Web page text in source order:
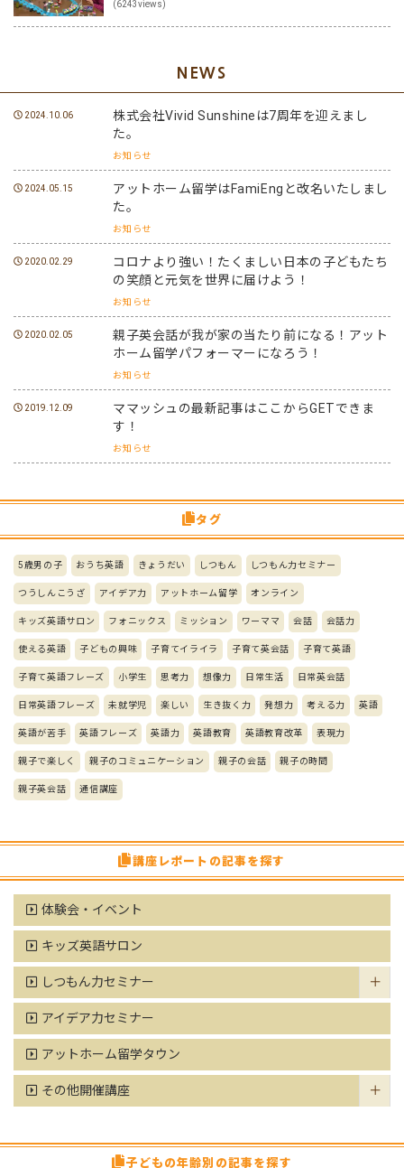
(6243views)
NEWS
2024.10.06
株式会社Vivid Sunshineは7周年を迎えまし
た。
お知らせ
2024.05.15
アットホーム留学はFamiEngと改名いたしまし
た。
お知らせ
2020.02.29
コロナより強い！たくましい日本の子どもたち
の笑顔と元気を世界に届けよう！
お知らせ
2020.02.05
親子英会話が我が家の当たり前になる！アット
ホーム留学パフォーマーになろう！
お知らせ
2019.12.09
ママッシュの最新記事はここからGETできま
す！
お知らせ
タグ
5歳男の子 おうち英語 きょうだい しつもん しつもん力セミナー
つうしんこうざ アイデア力 アットホーム留学 オンライン
キッズ英語サロン フォニックス ミッション ワーママ 会話 会話力
使える英語 子どもの興味 子育てイライラ 子育て英会話 子育て英語
子育て英語フレーズ 小学生 思考力 想像力 日常生活 日常英会話
日常英語フレーズ 未就学児 楽しい 生き抜く力 発想力 考える力 英語
英語が苦手 英語フレーズ 英語力 英語教育 英語教育改革 表現力
親子で楽しく 親子のコミュニケーション 親子の会話 親子の時間
親子英会話 通信講座
講座レポートの記事を探す
体験会・イベント
キッズ英語サロン
しつもん力セミナー
アイデア力セミナー
アットホーム留学タウン
その他開催講座
子どもの年齢別の記事を探す